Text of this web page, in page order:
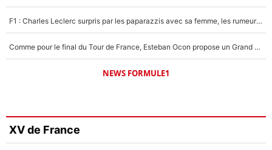
F1 : Charles Leclerc surpris par les paparazzis avec sa femme, les rumeurs étaient vraies !
Comme pour le final du Tour de France, Esteban Ocon propose un Grand Prix de Formule 1 à Paris : «Autour de l’Arc de Triomphe, ce serait génial» !
NEWS FORMULE1
XV de France